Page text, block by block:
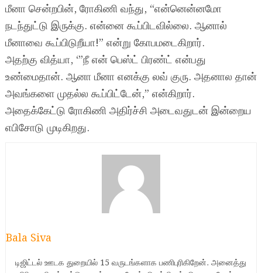
மீனா சென்றபின், ரோகிணி வந்து, “என்னென்னமோ
நடந்துட்டு இருக்கு. என்னை கூப்பிடவில்லை. ஆனால்
மீனாவை கூப்பிடுறீயா!” என்று கோபமடைகிறார்.
அதற்கு வித்யா, ‘”நீ என் பெஸ்ட் பிரண்ட் என்பது
உண்மைதான். ஆனா மீனா எனக்கு லவ் குரு. அதனால தான்
அவங்களை முதல்ல கூப்பிட்டேன்,” என்கிறார்.
அதைக்கேட்டு ரோகிணி அதிர்ச்சி அடைவதுடன் இன்றைய
எபிசோடு முடிகிறது.
Bala Siva
டிஜிட்டல் ஊடக துறையில் 15 வருடங்களாக பணிபுரிகிறேன். அனைத்து